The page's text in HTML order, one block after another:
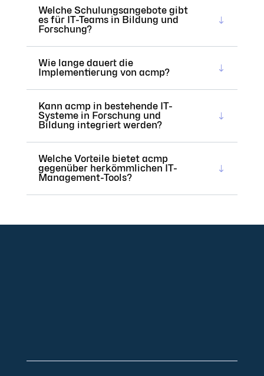
Welche Schulungsangebote gibt
es für IT-Teams in Bildung und
Forschung?
Wie lange dauert die
Implementierung von acmp?
Kann acmp in bestehende IT-
Systeme in Forschung und
Bildung integriert werden?
Welche Vorteile bietet acmp
gegenüber herkömmlichen IT-
Management-Tools?